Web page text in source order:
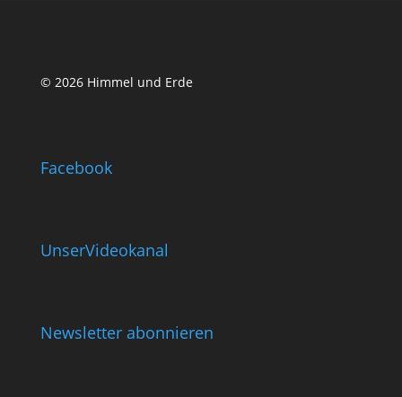
© 2026 Himmel und Erde
Facebook
UnserVideokanal
Newsletter abonnieren